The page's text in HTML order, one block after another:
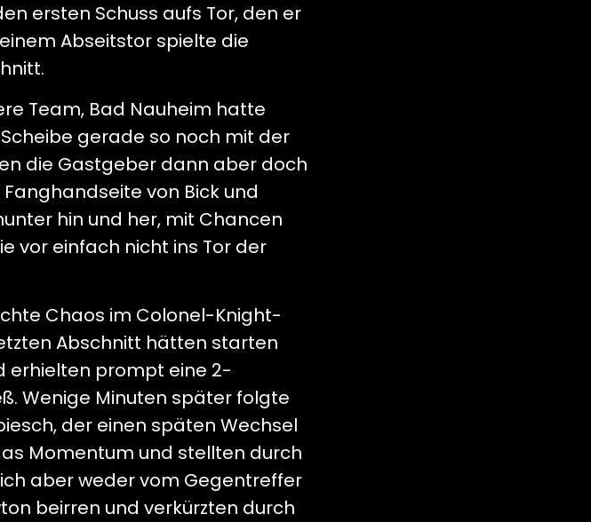
ersten Schuss aufs Tor, den er
Abseitstor spielte die
Team, Bad Nauheim hatte
gerade so noch mit der
die Gastgeber dann aber doch
von Bick und
hin und her, mit Chancen
vor einfach nicht ins Tor der
Chaos im Colonel-Knight-
Abschnitt hätten starten
erhielten prompt eine 2-
Wenige Minuten später folgte
der einen späten Wechsel
Momentum und stellten durch
aber weder vom Gegentreffer
beirren und verkürzten durch